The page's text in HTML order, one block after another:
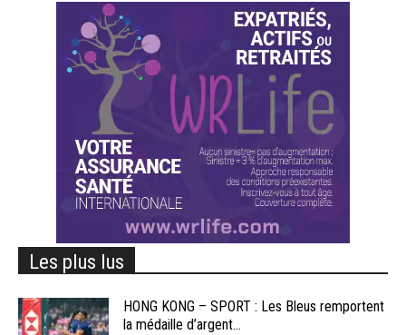
Les plus lus
HONG KONG – SPORT : Les Bleus remportent
la médaille d’argent...